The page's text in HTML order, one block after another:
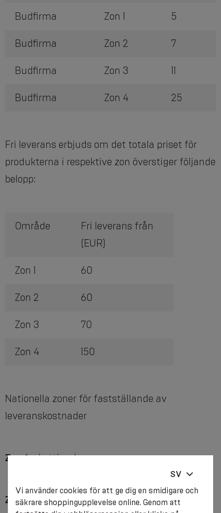
Budfirma Zon 1 5
Budfirma Zon 2 7
Budfirma Zon 3 11
Budfirma Zon 4 25
Fri leverans erbjuds om det totala priset för
produkterna i respektive zon överstiger följande
belopp:
Område
Fri leverans från
(EUR)
Zon 1 60
Zon 2 60
Zon 3 70
Zon 4 150
Nationella zoner för fastställande av
leveranskostnader
Zon 1– Lettland
Zon 2– Estland, Litauen
SV
Vi använder cookies för att ge dig en smidigare och
säkrare shoppingupplevelse online. Genom att